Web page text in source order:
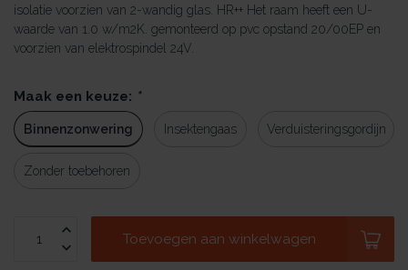
isolatie voorzien van 2-wandig glas. HR++ Het raam heeft een U-
waarde van 1.0 w/m2K. gemonteerd op pvc opstand 20/00EP en
voorzien van elektrospindel 24V.
Maak een keuze: *
Binnenzonwering Insektengaas Verduisteringsgordijn
Zonder toebehoren
Toevoegen aan winkelwagen